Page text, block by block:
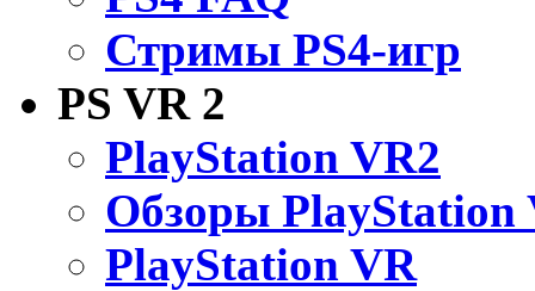
Стримы PS4-игр
PS VR 2
PlayStation VR2
Обзоры PlayStation
PlayStation VR